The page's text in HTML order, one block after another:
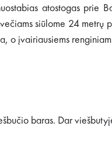
atostogas prie
siūlome 24 metrų
o įvairiausiems
baras. Dar